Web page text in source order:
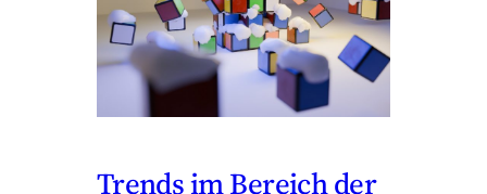
Trends im Bereich der